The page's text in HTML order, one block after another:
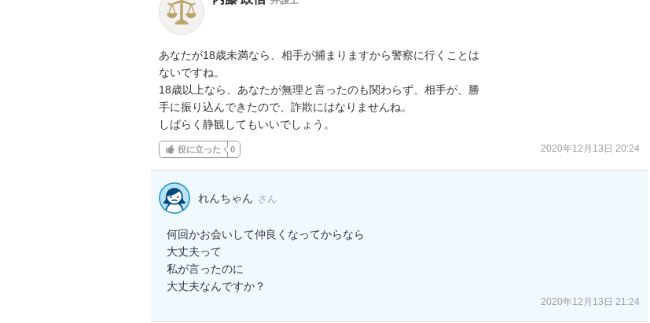
あなたが18歳未満なら、相手が捕まりますから警察に行くことは
ないですね。
18歳以上なら、あなたが無理と言ったのも関わらず、相手が、勝
手に振り込んできたので、詐欺にはなりませんね。
しばらく静観してもいいでしょう。
役に立った 0 2020年12月13日 20:24
れんちゃん さん
何回かお会いして仲良くなってからなら
大丈夫って
私が言ったのに
大丈夫なんですか？
2020年12月13日 21:24